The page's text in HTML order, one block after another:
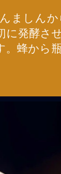
ましん
に発酵さ
。蜂から